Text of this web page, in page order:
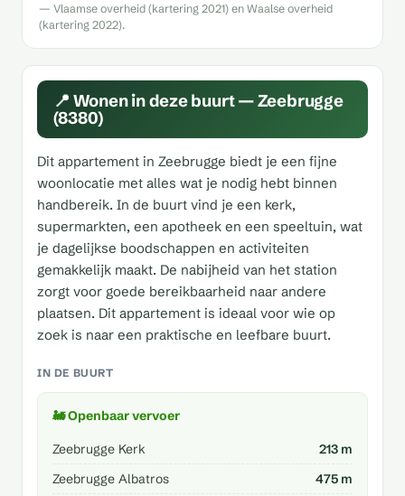
— Vlaamse overheid (kartering 2021) en Waalse overheid
(kartering 2022).
📍 Wonen in deze buurt — Zeebrugge
(8380)
Dit appartement in Zeebrugge biedt je een fijne
woonlocatie met alles wat je nodig hebt binnen
handbereik. In de buurt vind je een kerk,
supermarkten, een apotheek en een speeltuin, wat
je dagelijkse boodschappen en activiteiten
gemakkelijk maakt. De nabijheid van het station
zorgt voor goede bereikbaarheid naar andere
plaatsen. Dit appartement is ideaal voor wie op
zoek is naar een praktische en leefbare buurt.
IN DE BUURT
🚂 Openbaar vervoer
Zeebrugge Kerk
213 m
Zeebrugge Albatros
475 m